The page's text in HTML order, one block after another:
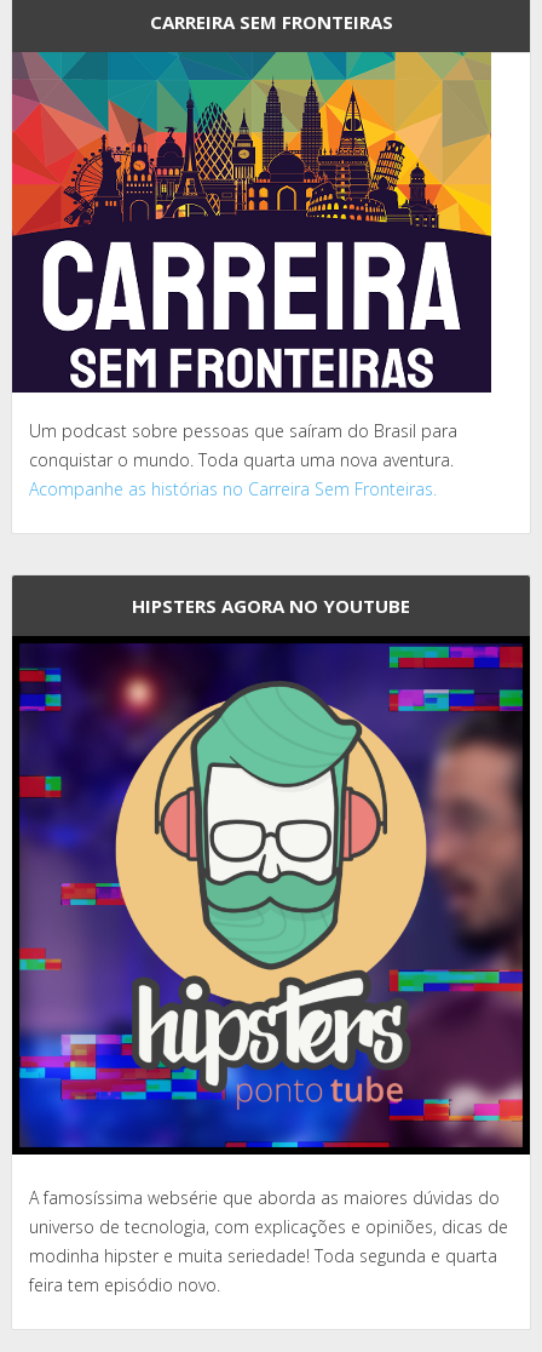
CARREIRA SEM FRONTEIRAS
Um podcast sobre pessoas que saíram do Brasil para
conquistar o mundo. Toda quarta uma nova aventura.
Acompanhe as histórias no Carreira Sem Fronteiras.
HIPSTERS AGORA NO YOUTUBE
A famosíssima websérie que aborda as maiores dúvidas do
universo de tecnologia, com explicações e opiniões, dicas de
modinha hipster e muita seriedade! Toda segunda e quarta
feira tem episódio novo.